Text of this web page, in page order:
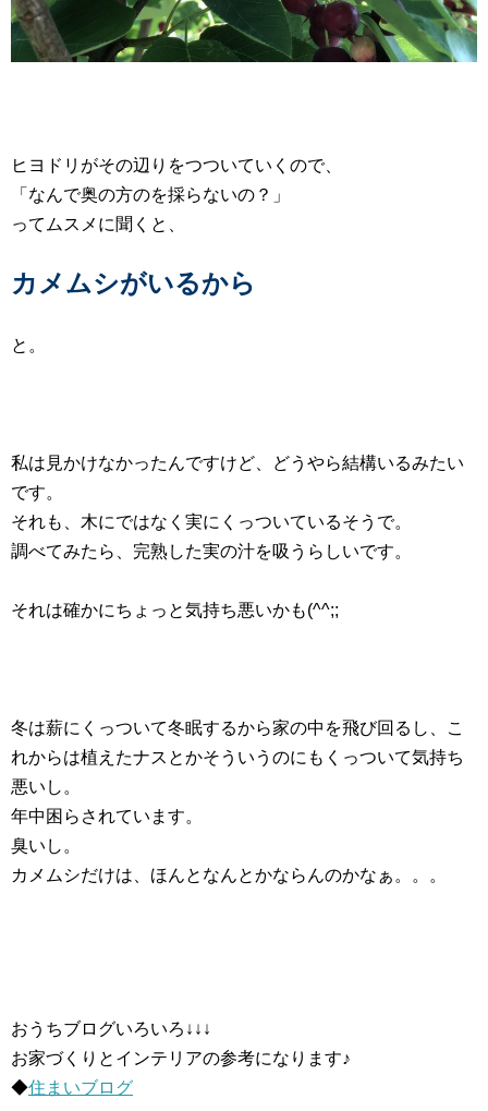
ヒヨドリがその辺りをつついていくので、
「なんで奥の方のを採らないの？」
ってムスメに聞くと、
カメムシがいるから
と。
私は見かけなかったんですけど、どうやら結構いるみたい
です。
それも、木にではなく実にくっついているそうで。
調べてみたら、完熟した実の汁を吸うらしいです。
それは確かにちょっと気持ち悪いかも(^^;;
冬は薪にくっついて冬眠するから家の中を飛び回るし、こ
れからは植えたナスとかそういうのにもくっついて気持ち
悪いし。
年中困らされています。
臭いし。
カメムシだけは、ほんとなんとかならんのかなぁ。。。
おうちブログいろいろ↓↓↓
お家づくりとインテリアの参考になります♪
◆住まいブログ